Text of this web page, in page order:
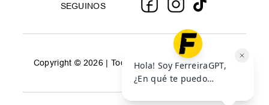
SEGUINOS
Copyright © 2026 | Todos los derechos reservados